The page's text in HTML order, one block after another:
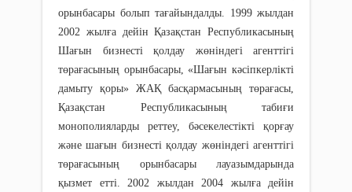
орынбасары болып тағайындалды. 1999 жылдан
2002 жылға дейін Қазақстан Республикасының
Шағын бизнесті қолдау жөніндегі агенттігі
төрағасының орынбасары, «Шағын кәсіпкерлікті
дамыту қоры» ЖАҚ басқармасының төрағасы,
Қазақстан Республикасының табиғи
монополияларды реттеу, бәсекелестікті қорғау
және шағын бизнесті қолдау жөніндегі агенттігі
төрағасының орынбасары лауазымдарында
қызмет етті. 2002 жылдан 2004 жылға дейін